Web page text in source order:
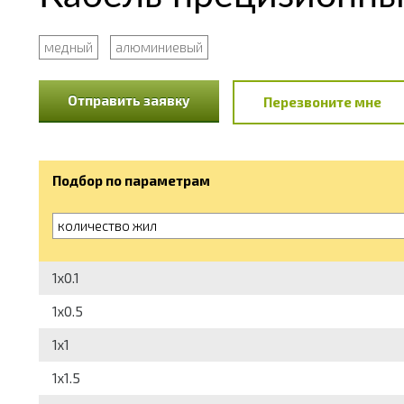
медный алюминиевый
Отправить заявку Перезвоните мне
Подбор по параметрам
количество жил
1x0.1
1x0.5
1x1
1x1.5